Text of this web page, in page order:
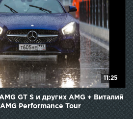
11:25
GT S и других AMG + Виталий
Performance Tour